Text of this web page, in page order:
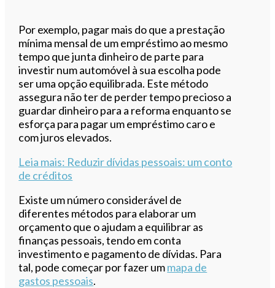
Por exemplo, pagar mais do que a prestação
mínima mensal de um empréstimo ao mesmo
tempo que junta dinheiro de parte para
investir num automóvel à sua escolha pode
ser uma opção equilibrada. Este método
assegura não ter de perder tempo precioso a
guardar dinheiro para a reforma enquanto se
esforça para pagar um empréstimo caro e
com juros elevados.
Leia mais: Reduzir dívidas pessoais: um conto
de créditos
Existe um número considerável de
diferentes métodos para elaborar um
orçamento que o ajudam a equilibrar as
finanças pessoais, tendo em conta
investimento e pagamento de dívidas. Para
tal, pode começar por fazer ummapa de
gastos pessoais.